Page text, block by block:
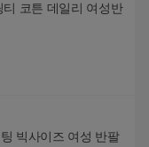
코튼 데일리 여성반
빅사이즈 여성 반팔